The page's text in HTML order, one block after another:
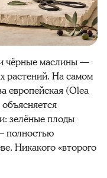
чёрные маслины —
растений. На самом
европейская (Olea
зелёные плоды
полностью
Никакого «второго